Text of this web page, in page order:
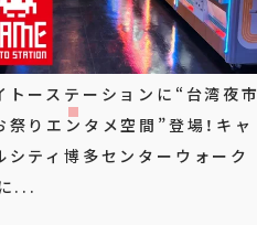
トーステーションに“台湾夜市
祭りエンタメ空間”登場！キャ
シティ博多センターウォーク
...